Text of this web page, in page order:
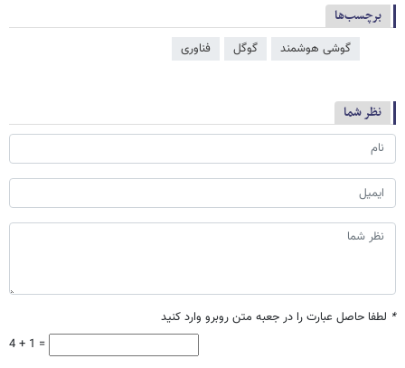
برچسب‌ها
گوشی هوشمند گوگل فناوری
نظر شما
* لطفا حاصل عبارت را در جعبه متن روبرو وارد کنید
4 + 1 =